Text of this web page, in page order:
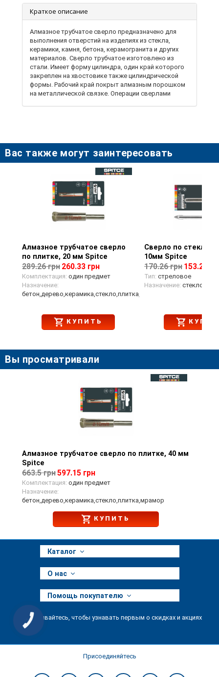
Краткое описание
Алмазное трубчатое сверло предназначено для
выполнения отверстий на изделиях из стекла,
керамики, камня, бетона, керамогранита и других
материалов. Сверло трубчатое изготовлено ​​из
стали. Имеет форму цилиндра, один край которого
закреплен на хвостовике также цилиндрической
формы. Рабочий край покрыт алмазным порошком
на металлической связке. Операции сверлами
Вас также могут заинтересовать
Просмотр товара
Алмазное трубчатое сверло
по плитке, 20 мм Spitce
289.26 грн 260.33 грн
Комплектация: один предмет
Назначение:
бетон,дерево,керамика,стекло,плитка,мрамор
КУПИТЬ
Просмотр
Сверло по стеклу и
10мм Spitce
170.26 грн 153.23
Тип: стреловое
Назначение:
Вы просматривали
Просмотр товара
Алмазное трубчатое сверло по плитке, 40 мм
Spitce
663.5 грн597.15 грн
Комплектация: один предмет
Назначение:
бетон,дерево,керамика,стекло,плитка,мрамор
КУПИТЬ
Каталог
О нас
Помощь покупателю
Подписывайтесь, чтобы узнавать первым о скидках и акциях
Присоединяйтесь
КНОПКА
ЗВ'ЯЗКУ